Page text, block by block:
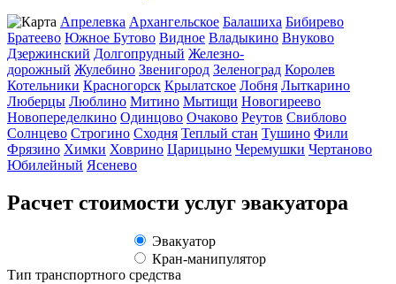
Апрелевка Архангельское Балашиха Бибирево
Братеево Южное Бутово Видное Владыкино Внуково
Дзержинский Долгопрудный Железно-
дорожный Жулебино Звенигород Зеленоград Королев
Котельники Красногорск Крылатское Лобня Лыткарино
Люберцы Люблино Митино Мытищи Новогиреево
Новопеределкино Одинцово Очаково Реутов Свиблово
Солнцево Строгино Сходня Теплый стан Тушино Фили
Фрязино Химки Ховрино Царицыно Черемушки Чертаново
Юбилейный Ясенево
Расчет стоимости услуг эвакуатора
Эвакуатор
Кран-манипулятор
Тип транспортного средства